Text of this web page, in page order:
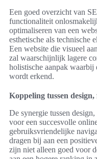
Een goed overzicht van
functionaliteit
optimaliseren van een
esthetische als technische
Een website die visueel
zal waarschijnlijk lagere
holistische aanpak waarbij
wordt erkend.
Koppeling tussen
De synergie tussen
voor een succesvolle
gebruiksvriendelijke
dragen bij aan een
zijn niet alleen goed voor